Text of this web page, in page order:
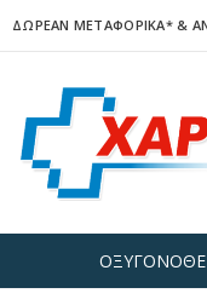
ΔΩΡΕΑΝ ΜΕΤΑΦΟΡΙΚΑ*&